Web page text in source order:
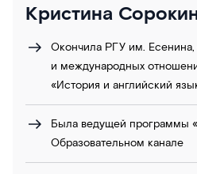
Кристина
Окончила РГУ им. Есенина,
и международных
«История и английский
Была ведущей программы
Образовательном канале